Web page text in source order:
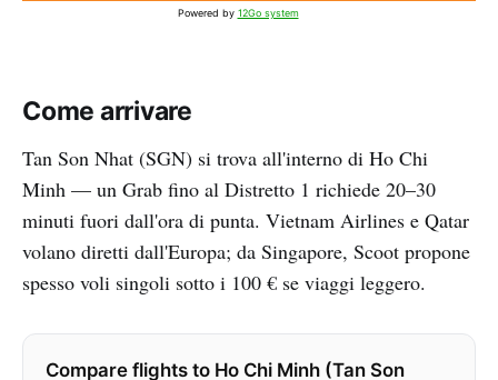
Powered by 12Go system
Come arrivare
Tan Son Nhat (SGN) si trova all'interno di Ho Chi
Minh — un Grab fino al Distretto 1 richiede 20–30
minuti fuori dall'ora di punta. Vietnam Airlines e Qatar
volano diretti dall'Europa; da Singapore, Scoot propone
spesso voli singoli sotto i 100 € se viaggi leggero.
Compare flights to Ho Chi Minh (Tan Son